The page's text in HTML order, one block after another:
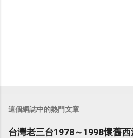
這個網誌中的熱門文章
台灣老三台1978～1998懷舊